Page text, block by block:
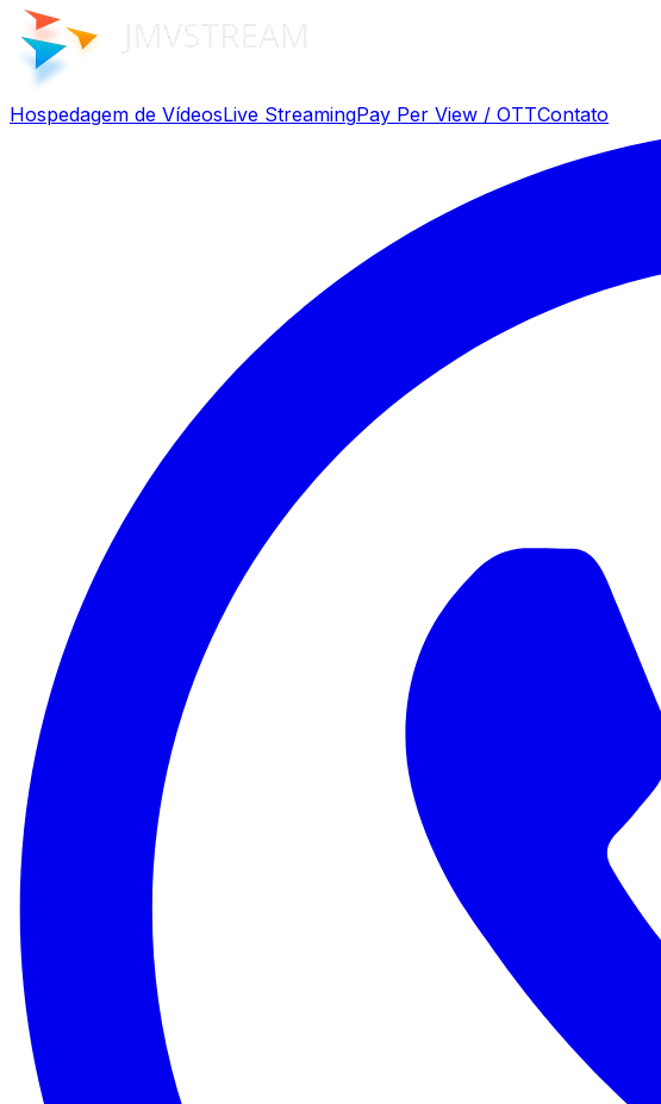
Hospedagem de VídeosLive StreamingPay Per View / OTTContato